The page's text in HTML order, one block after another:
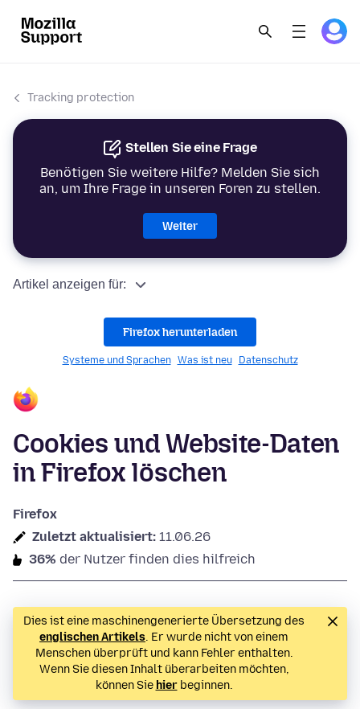
Tracking protection
Stellen Sie eine Frage
Benötigen Sie weitere Hilfe? Melden Sie sich
an, um Ihre Frage in unseren Foren zu stellen.
Weiter
Artikel anzeigen für:
Firefox herunterladen
Systeme und Sprachen Was ist neu Datenschutz
Cookies und Website-Daten
in Firefox löschen
Firefox
Zuletzt aktualisiert: 11.06.26
36% der Nutzer finden dies hilfreich
Dies ist eine maschinengenerierte Übersetzung des
englischen Artikels. Er wurde nicht von einem
Menschen überprüft und kann Fehler enthalten.
Wenn Sie diesen Inhalt überarbeiten möchten,
können Sie hierbeginnen.